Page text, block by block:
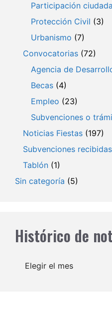
Participación
Protección Civil (3)
Urbanismo (7)
Convocatorias (72)
Agencia de
Becas (4)
Empleo (23)
Subvenciones o
Noticias Fiestas (197)
Subvenciones recibidas
Tablón (1)
Sin categoría (5)
Histórico de
Archivos